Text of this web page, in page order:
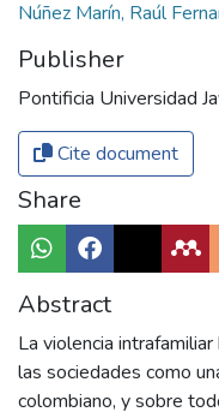
Núñez Marín, Raúl
Publisher
Pontificia Universidad
Cite document
Share
Abstract
La violencia
las sociedades como
colombiano, y sobre